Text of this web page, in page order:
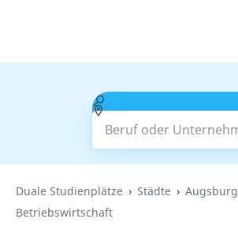
Beruf oder
Suchen
Duale Studienplätze Städte
Augsburg
Betriebswirtschaft